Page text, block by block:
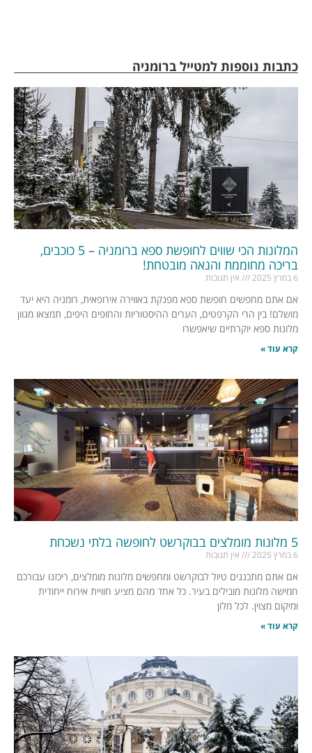
כתבות נוספות למטייל ברומניה
המלונות הכי שווים לחופשת ספא ברומניה – 5 כוכבים,
בריכה מחוממת והנאה מובטחת!
6 במרץ 2025 אין תגובות
אם אתם מחפשים חופשת ספא מפנקת באווירה אירופאית, רומניה היא יעד
מושלם! בין הרי הקרפטים, הערים ההיסטוריות והחופים היפים, תמצאו מגוון
מלונות ספא יוקרתיים שיאפשרו
קרא עוד »
5 מלונות מומלצים בבוקרשט לחופשה בלתי נשכחת
6 במרץ 2025 אין תגובות
אם אתם מתכננים טיול לבוקרשט ומחפשים מלונות מומלצים, ריכזנו עבורכם
חמישה מלונות מובילים בעיר. כל אחד מהם מציע חוויית אירוח ייחודית
ומיקום מצוין. לכל מלון
קרא עוד »